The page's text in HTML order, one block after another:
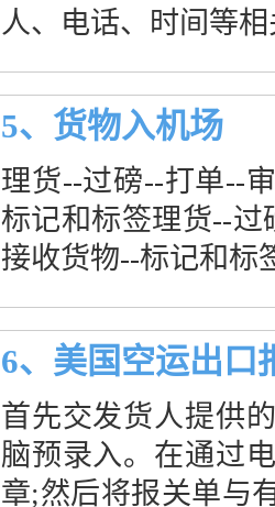
人、电话、时间等
5、货物入机场
理货--过磅--打单--
标记和标签理货--过
接收货物--标记和标
6、美国空运出口
首先交发货人提供
脑预录入。在通过
章;然后将报关单与